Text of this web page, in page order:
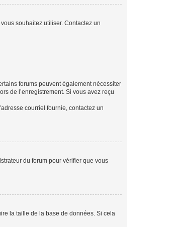
souhaitez utiliser. Contactez un
forums peuvent également nécessiter
de l’enregistrement. Si vous avez reçu
courriel fournie, contactez un
du forum pour vérifier que vous
la taille de la base de données. Si cela